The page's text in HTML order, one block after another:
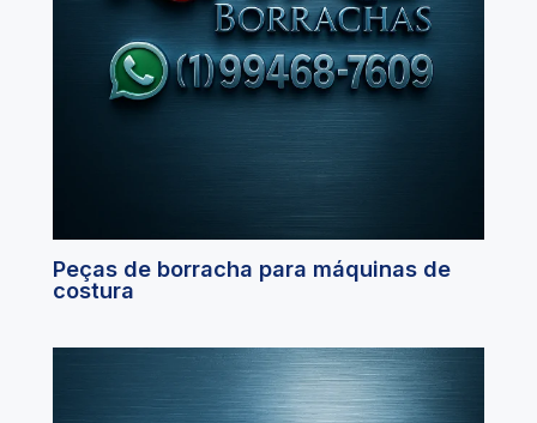
Peças de borracha para máquinas de
costura